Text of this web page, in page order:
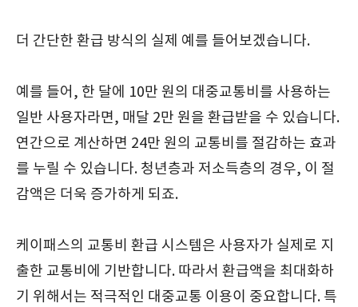
더 간단한 환급 방식의 실제 예를 들어보겠습니다.
예를 들어, 한 달에 10만 원의 대중교통비를 사용하는
일반 사용자라면, 매달 2만 원을 환급받을 수 있습니다.
연간으로 계산하면 24만 원의 교통비를 절감하는 효과
를 누릴 수 있습니다. 청년층과 저소득층의 경우, 이 절
감액은 더욱 증가하게 되죠.
케이패스의 교통비 환급 시스템은 사용자가 실제로 지
출한 교통비에 기반합니다. 따라서 환급액을 최대화하
기 위해서는 적극적인 대중교통 이용이 중요합니다. 특